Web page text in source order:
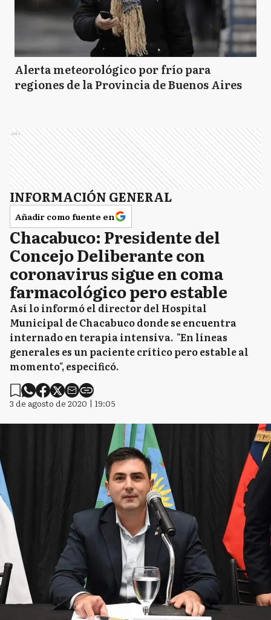
Alerta meteorológico por frío para
regiones de la Provincia de Buenos Aires
Ads
INFORMACIÓN GENERAL
Añadir como fuente en
Chacabuco: Presidente del
Concejo Deliberante con
coronavirus sigue en coma
farmacológico pero estable
Así lo informó el director del Hospital
Municipal de Chacabuco donde se encuentra
internado en terapia intensiva. "En líneas
generales es un paciente crítico pero estable al
momento", especificó.
3 de agosto de 2020 | 19:05